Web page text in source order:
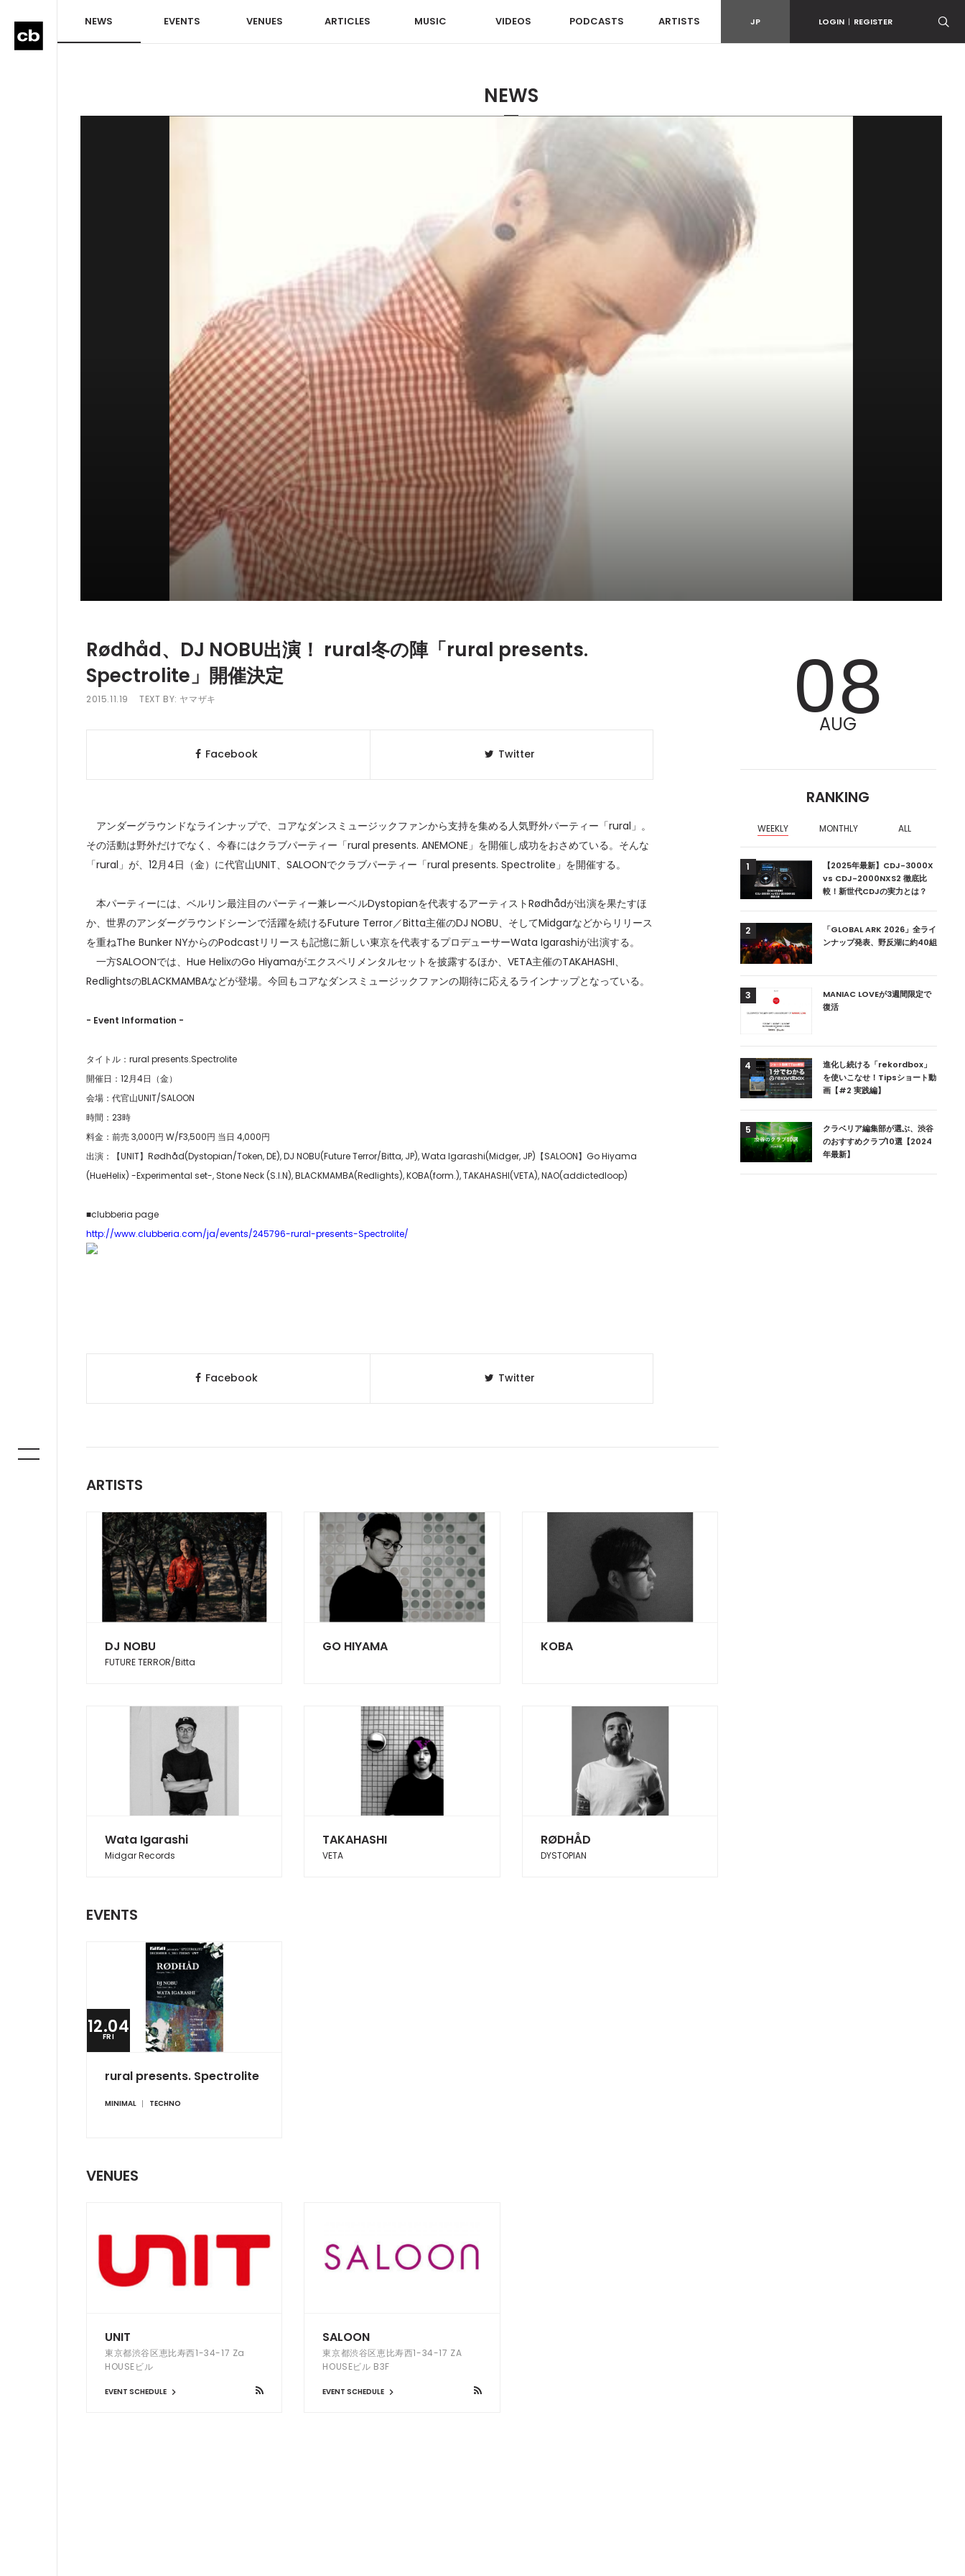
NEWS EVENTS VENUES ARTICLES MUSIC VIDEOS PODCASTS ARTISTS JP LOGIN | REGISTER
NEWS
Rødhåd、DJ NOBU出演！ rural冬の陣「rural presents.
Spectrolite」開催決定
2015.11.19 TEXT BY: ヤマザキ
Facebook Twitter
アンダーグラウンドなラインナップで、コアなダンスミュージックファンから支持を集める人気野外パーティー「rural」。
その活動は野外だけでなく、今春にはクラブパーティー「rural presents. ANEMONE」を開催し成功をおさめている。そんな
「rural」が、12月4日（金）に代官山UNIT、SALOONでクラブパーティー「rural presents. Spectrolite」を開催する。
本パーティーには、ベルリン最注目のパーティー兼レーベルDystopianを代表するアーティストRødhådが出演を果たすほ
か、世界のアンダーグラウンドシーンで活躍を続けるFuture Terror／Bitta主催のDJ NOBU、そしてMidgarなどからリリース
を重ねThe Bunker NYからのPodcastリリースも記憶に新しい東京を代表するプロデューサーWata Igarashiが出演する。
一方SALOONでは、Hue HelixのGo Hiyamaがエクスペリメンタルセットを披露するほか、VETA主催のTAKAHASHI、
RedlightsのBLACKMAMBAなどが登場。今回もコアなダンスミュージックファンの期待に応えるラインナップとなっている。
- Event Information -
タイトル：rural presents.Spectrolite
開催日：12月4日（金）
会場：代官山UNIT/SALOON
時間：23時
料金：前売 3,000円 W/F3,500円 当日 4,000円
出演：【UNIT】Rødhåd(Dystopian/Token, DE), DJ NOBU(Future Terror/Bitta, JP), Wata Igarashi(Midger, JP)【SALOON】Go Hiyama
(HueHelix) -Experimental set-, Stone Neck (S.I.N), BLACKMAMBA(Redlights), KOBA(form.), TAKAHASHI(VETA), NAO(addictedloop)
■clubberia page
http://www.clubberia.com/ja/events/245796-rural-presents-Spectrolite/
Facebook Twitter
ARTISTS
DJ NOBU
FUTURE TERROR/Bitta
GO HIYAMA KOBA
Wata Igarashi
Midgar Records
TAKAHASHI
VETA
RØDHÅD
DYSTOPIAN
EVENTS
12.04
FRI
rural presents. Spectrolite
MINIMAL TECHNO
VENUES
UNIT
東京都渋谷区恵比寿西1-34-17 Za
HOUSEビル
EVENT SCHEDULE
SALOON
東京都渋谷区恵比寿西1-34-17 ZA
HOUSEビル B3F
EVENT SCHEDULE
08
AUG
RANKING
WEEKLY MONTHLY ALL
1
クラベリア編集部が選ぶ、渋谷
ニュージーランドの新首相は元
DJ!?
1
【2025年最新】CDJ-3000X
vs CDJ-2000NXS2 徹底比
較！新世代CDJの実力とは？
2
「GLOBAL ARK 2026」全ライ
ンナップ発表、野反湖に約40組
3
MANIAC LOVEが3週間限定で
復活
4
進化し続ける「rekordbox」
を使いこなせ！Tipsショート動
画【#2 実践編】
5
クラベリア編集部が選ぶ、渋谷
のおすすめクラブ10選【2024
年最新】